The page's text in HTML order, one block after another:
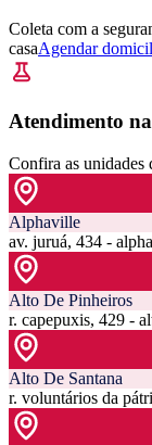
Coleta com a
casaAgendar
Atendimento
Confira as unidades
Alphaville
av. juruá, 434 -
Alto De Pinheiros
r. capepuxis, 429 -
Alto De Santana
r. voluntários da